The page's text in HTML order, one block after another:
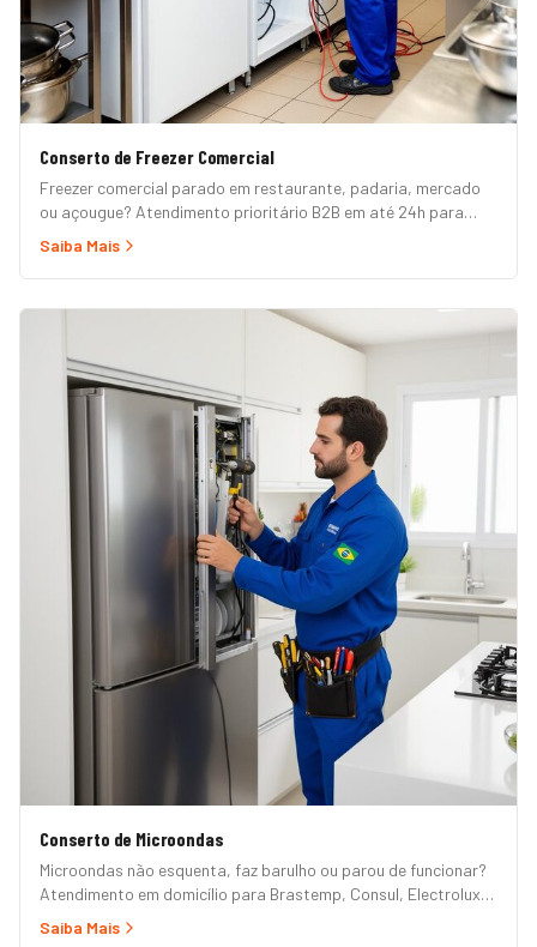
Conserto de Freezer Comercial
Freezer comercial parado em restaurante, padaria, mercado
ou açougue? Atendimento prioritário B2B em até 24h para
horizontal, vertical, expositor, ilha refrigerada e câmara fria.
Saiba Mais
Conserto de Microondas
Microondas não esquenta, faz barulho ou parou de funcionar?
Atendimento em domicílio para Brastemp, Consul, Electrolux,
Panasonic, LG, Samsung, Midea, Philco e Mondial. Conserto
Saiba Mais